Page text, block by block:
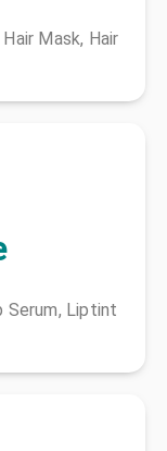
Mask, Hair
Serum, Liptint